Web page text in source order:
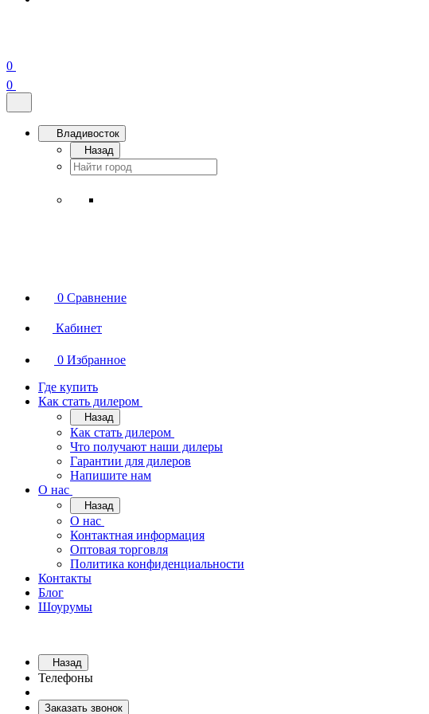
0
0
Владивосток
Назад
0 Сравнение
Кабинет
0 Избранное
Где купить
Как стать дилером
Назад
Как стать дилером
Что получают наши дилеры
Гарантии для дилеров
Напишите нам
О нас
Назад
О нас
Контактная информация
Оптовая торговля
Политика конфиденциальности
Контакты
Блог
Шоурумы
Назад
Телефоны
Заказать звонок